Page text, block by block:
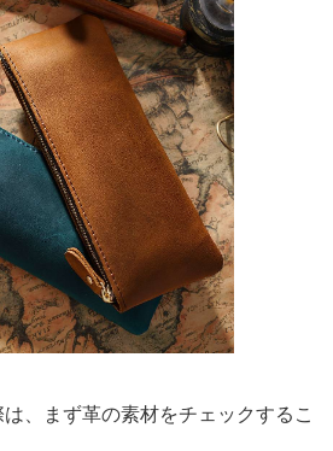
、まず革の素材をチェックするこ